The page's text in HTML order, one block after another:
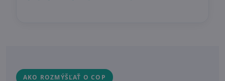
AKO ROZMÝŠĽAŤ O COP